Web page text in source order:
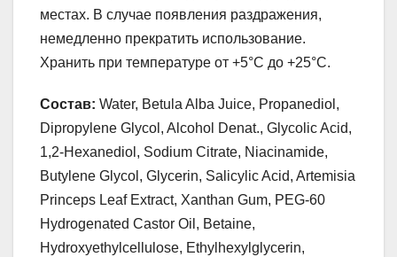
местах. В случае появления раздражения,
немедленно прекратить использование.
Хранить при температуре от +5°С до +25°С.
Состав: Water, Betula Alba Juice, Propanediol,
Dipropylene Glycol, Alcohol Denat., Glycolic Acid,
1,2-Hexanediol, Sodium Citrate, Niacinamide,
Butylene Glycol, Glycerin, Salicylic Acid, Artemisia
Princeps Leaf Extract, Xanthan Gum, PEG-60
Hydrogenated Castor Oil, Betaine,
Hydroxyethylcellulose, Ethylhexylglycerin,